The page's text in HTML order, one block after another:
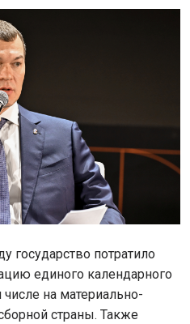
государство потратило
единого календарного
на материально-
страны. Также